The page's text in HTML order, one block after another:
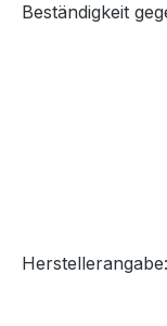
Beständigkeit